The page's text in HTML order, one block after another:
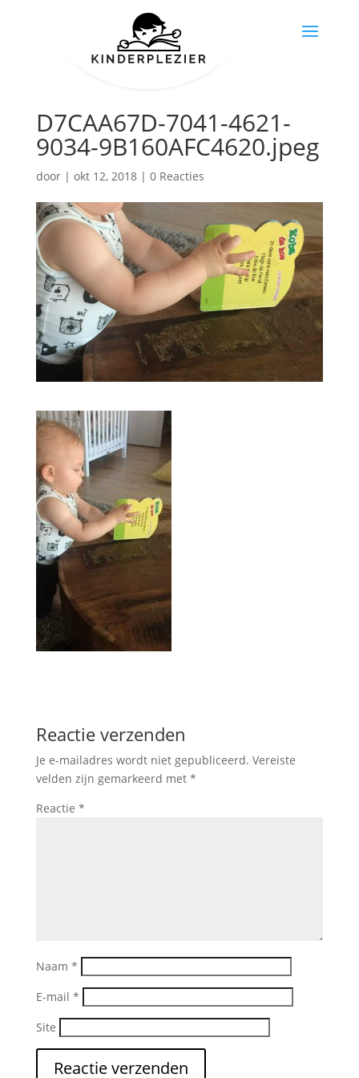
D7CAA67D-7041-4621-
9034-9B160AFC4620.jpeg
door | okt 12, 2018| 0 Reacties
Reactie verzenden
Je e-mailadres wordt niet gepubliceerd. Vereiste
velden zijn gemarkeerd met *
Reactie *
Naam *
E-mail *
Site